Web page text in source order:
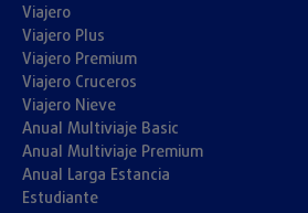
Viajero
Viajero Plus
Viajero Premium
Viajero Cruceros
Viajero Nieve
Anual Multiviaje Basic
Anual Multiviaje Premium
Anual Larga Estancia
Estudiante